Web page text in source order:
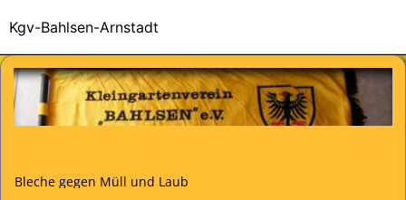
Bleche gegen Müll und Laub
Kgv-Bahlsen-Arnstadt